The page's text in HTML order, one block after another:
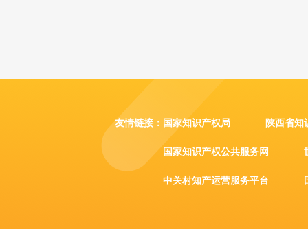
友情链接： 国家知识产权局 陕西省知
国家知识产权公共服务网
中关村知产运营服务平台